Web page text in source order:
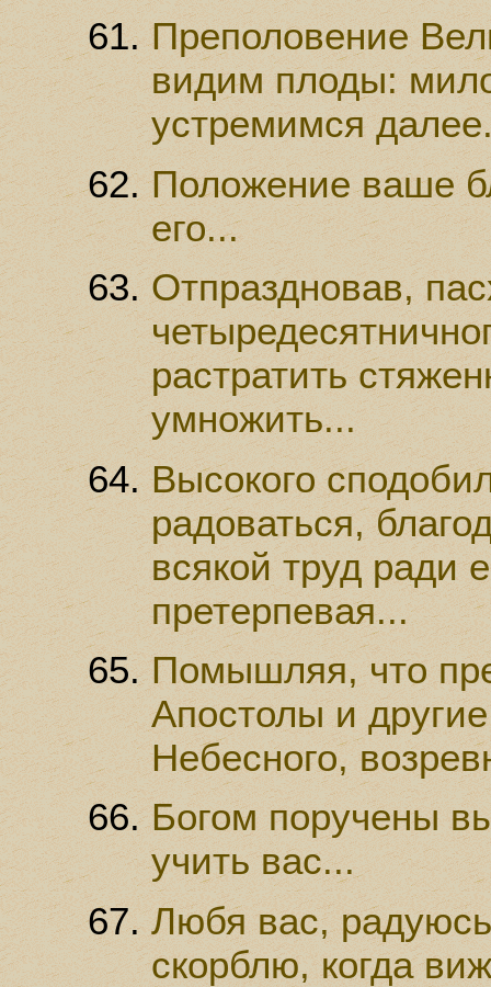
Преполовение
видим плоды:
устремимся
Положение ваше
его...
Отпраздновав,
растратить
умножить...
Высокого
радоваться,
всякой труд ради
претерпевая...
Помышляя, что
Апостолы и
Небесного,
Богом поручены
учить вас...
Любя вас,
скорблю, когда